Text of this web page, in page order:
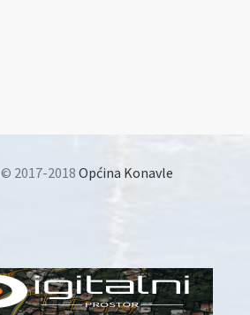
© 2017-2018 Općina Konavle